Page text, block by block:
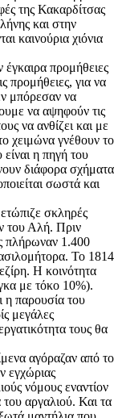
της Κακαρδίτσας
και στην
καινούρια χιόνια
έγκαιρα προμήθειες
προμήθειες, για να
μπόρεσαν να
να αψηφούν τις
να ανθίζει και με
χειμώνα γνέθουν το
η πηγή του
διάφορα σχήματα
σωστά και
σκληρές
του Αλή. Πριν
πλήρωναν 1.400
Το 1814
Η κοινότητα
με τόκο 10%).
η παρουσία του
μεγάλες
τους θα
αγόραζαν από το
εγχώριας
νόμους εναντίον
αργαλιού. Και τα